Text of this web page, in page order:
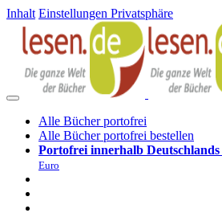
Inhalt Einstellungen Privatsphäre
Alle Bücher portofrei
Alle Bücher portofrei bestellen
Portofrei innerhalb Deutschlands
Euro